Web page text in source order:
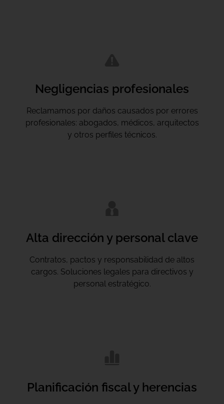
Negligencias profesionales
Reclamamos por daños causados por errores
profesionales: abogados, médicos, arquitectos
y otros perfiles técnicos.
Alta dirección y personal clave
Contratos, pactos y responsabilidad de altos
cargos. Soluciones legales para directivos y
personal estratégico.
Planificación fiscal y herencias